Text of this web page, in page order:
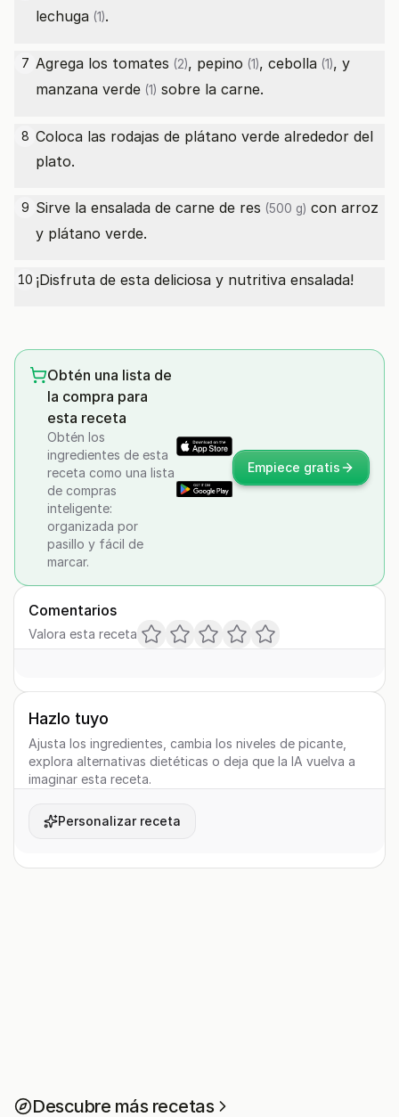
lechuga (1).
7 Agrega los tomates (2), pepino (1), cebolla (1), y
manzana verde (1) sobre la carne.
8 Coloca las rodajas de plátano verde alrededor del
plato.
9 Sirve la ensalada de carne de res (500 g) con arroz
y plátano verde.
10 ¡Disfruta de esta deliciosa y nutritiva ensalada!
Obtén una lista de
la compra para
esta receta
Obtén los
ingredientes de esta
receta como una lista
de compras
inteligente:
organizada por
pasillo y fácil de
marcar.
Empiece gratis
Comentarios
Valora esta receta
Hazlo tuyo
Ajusta los ingredientes, cambia los niveles de picante,
explora alternativas dietéticas o deja que la IA vuelva a
imaginar esta receta.
Personalizar receta
Descubre más recetas